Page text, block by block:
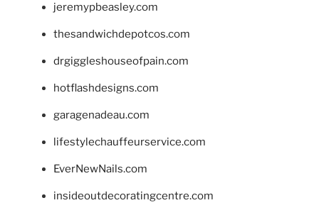
jeremypbeasley.com
thesandwichdepotcos.com
drgiggleshouseofpain.com
hotflashdesigns.com
garagenadeau.com
lifestylechauffeurservice.com
EverNewNails.com
insideoutdecoratingcentre.com